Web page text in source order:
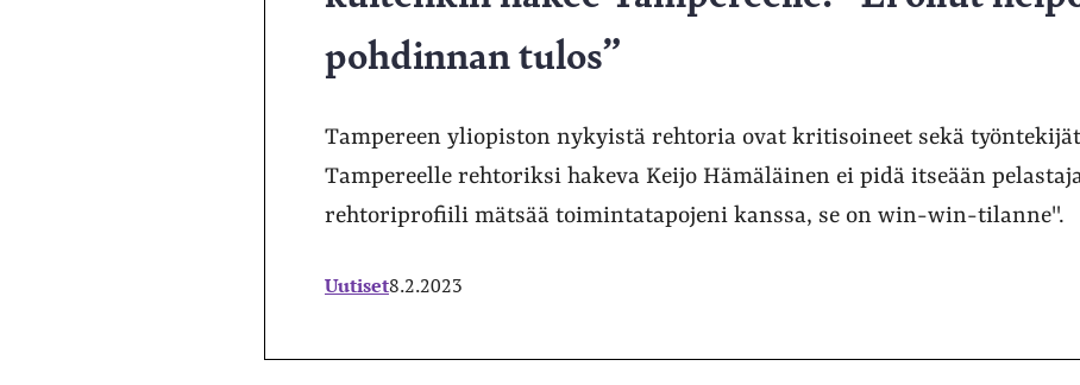
pohdinnan tulos”
Tampereen yliopiston nykyistä rehtoria ovat kritisoineet sekä
Tampereelle rehtoriksi hakeva Keijo Hämäläinen ei pidä itseään
rehtoriprofiili mätsää toimintatapojeni kanssa, se on win-win-tilanne".
Uutiset8.2.2023